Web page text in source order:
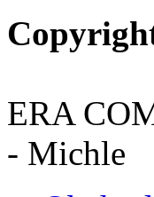
ERA
- Michle